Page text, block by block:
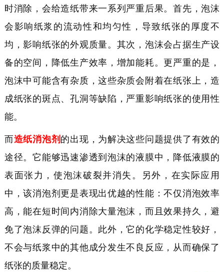
时消除，会给造纸带来一系列严重后果。首先，泡沫
会影响纸浆的流动性和均匀性，导致纸张的厚度不
均，影响纸张的外观质量。其次，泡沫会占据生产设
备的空间，降低生产效率，增加能耗。更严重的是，
泡沫中可能含有杂质，这些杂质会附着在纸张上，造
成纸张的斑点、孔洞等缺陷，严重影响纸张的使用性
能。
而造纸消泡剂 的出现，为解决这些问题提供了有效的
途径。它能够迅速渗透到泡沫的液膜中，降低液膜的
表面张力，使泡沫破裂并消失。
另外， 在实际应用
中，该消泡剂 更是表现出优越的性能：不仅消泡效率
高，能在短时间内消除大量泡沫，而且效果持久，避
免了泡沫反弹的问题。此外，它的化学稳定性较好 ，
不会与纸浆中的其他成分发生不良反应，从而确保了
纸张的质量稳定。